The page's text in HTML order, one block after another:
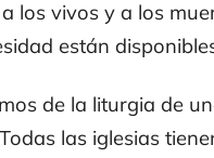
los vivos y a los
están
de la liturgia de
las iglesias